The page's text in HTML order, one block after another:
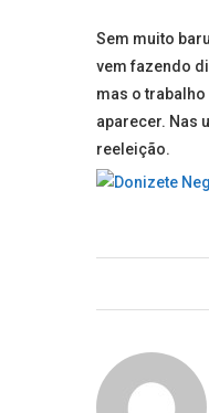
Sem muito
vem fazendo
mas o
aparecer. Nas
reeleição.